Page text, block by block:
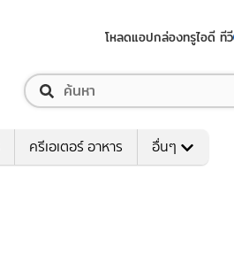
โหลดแอปกล่องทรูไอดี ทีวี
ครีเอเตอร์ อาหาร อื่นๆ